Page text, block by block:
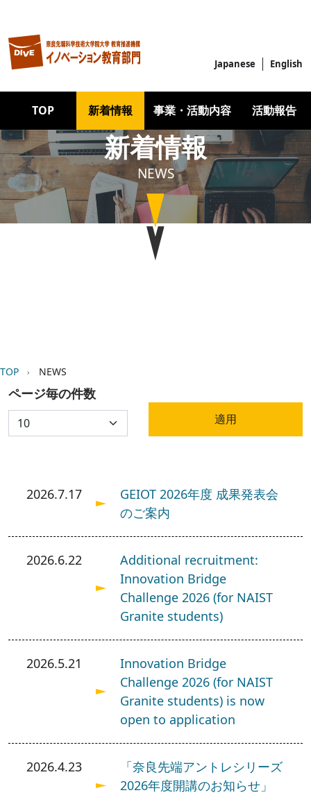
Japanese English
Main navigation
TOP 新着情報 事業・活動内容 活動報告
新着情報
NEWS
Image
パンくず
TOP NEWS
ページ毎の件数
2026.7.17
GEIOT 2026年度 成果発表会
のご案内
2026.6.22
Additional recruitment:
Innovation Bridge
Challenge 2026 (for NAIST
Granite students)
2026.5.21
Innovation Bridge
Challenge 2026 (for NAIST
Granite students) is now
open to application
2026.4.23
「奈良先端アントレシリーズ
2026年度開講のお知らせ」